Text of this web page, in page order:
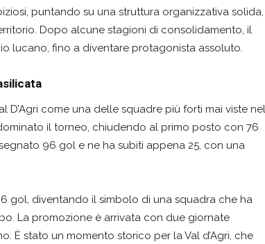
puntando su una struttura organizzativa solida,
Dopo alcune stagioni di consolidamento, il
lucano, fino a diventare protagonista assoluto.
D’Agri come una delle squadre più forti mai viste nel
il torneo, chiudendo al primo posto con 76
96 gol e ne ha subiti appena 25, con una
gol, diventando il simbolo di una squadra che ha
La promozione è arrivata con due giornate
È stato un momento storico per la Val d’Agri, che